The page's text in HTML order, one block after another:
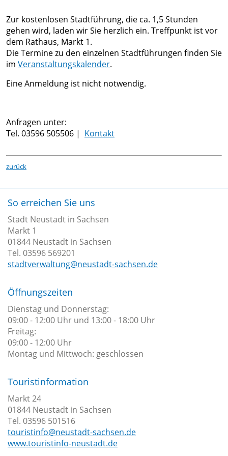
Ortsrecht
Formulare
Amtsblatt
Stadtmanagement
Messstelle
Steinbruch
Gold-
und
Mineralien-
Erlebnisstätte
Gesindehaus
Stadtmaskottchen
Denkmale
Sportstätten
Radfahren &
Wandern
Freibäder
Mariba
Wintersport
Vereine
Neustadt
GmbH
Entwicklungskonzepte
Stadtplanung
Neustadt
Sachsen
Lärmaktionsplan
Immobilien
Zum
Thema
Windenergie
Förderprogramme
Städtebauförderung
Brücken
in
die
Zukunft
Denkmalförderung
Zur kostenlosen Stadtführung, die ca. 1,5 Stunden
gehen wird, laden wir Sie herzlich ein. Treffpunkt ist vor
dem Rathaus, Markt 1.
Die Termine zu den einzelnen Stadtführungen finden Sie
im Veranstaltungskalender.
Eine Anmeldung ist nicht notwendig.
Anfragen unter:
Tel. 03596 505506 | Kontakt
zurück
So erreichen Sie uns
Stadt Neustadt in Sachsen
Markt 1
01844 Neustadt in Sachsen
Tel. 03596 569201
stadtverwaltung@neustadt-sachsen.de
Öffnungszeiten
Dienstag und Donnerstag:
09:00 - 12:00 Uhr und 13:00 - 18:00 Uhr
Freitag:
09:00 - 12:00 Uhr
Montag und Mittwoch: geschlossen
Touristinformation
Markt 24
01844 Neustadt in Sachsen
Tel. 03596 501516
touristinfo@neustadt-sachsen.de
www.touristinfo-neustadt.de